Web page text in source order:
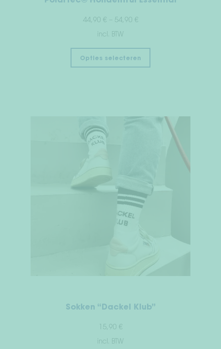
44,90 € – 54,90 €
incl. BTW
Opties selecteren
Sokken “Dackel Klub”
15,90 €
incl. BTW